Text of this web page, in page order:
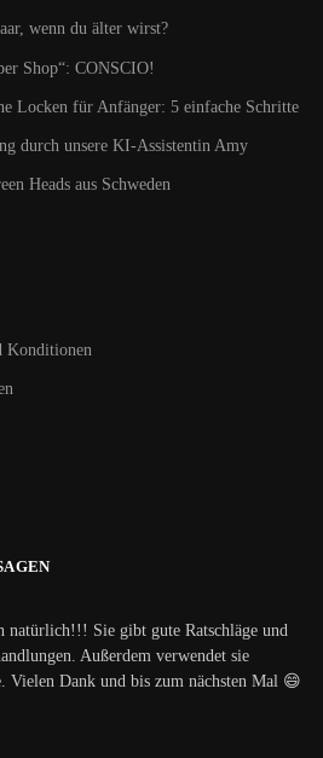
wenn du älter wirst?
Shop“: CONSCIO!
Locken für Anfänger: 5 einfache Schritte
durch unsere KI-Assistentin Amy
Heads aus Schweden
Konditionen
Sie gibt gute Ratschläge und
Außerdem verwendet sie
Vielen Dank und bis zum nächsten Mal 😄